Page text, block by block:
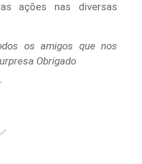
ações nas diversas
os amigos que nos
Obrigado